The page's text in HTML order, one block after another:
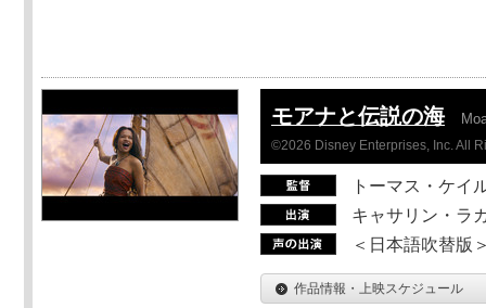
モアナと伝説の海
©2026 Disney Enterprises, Inc. All
トーマス・ケイ
キャサリン・ラ
＜日本語吹替版
作品情報・上映スケジュール